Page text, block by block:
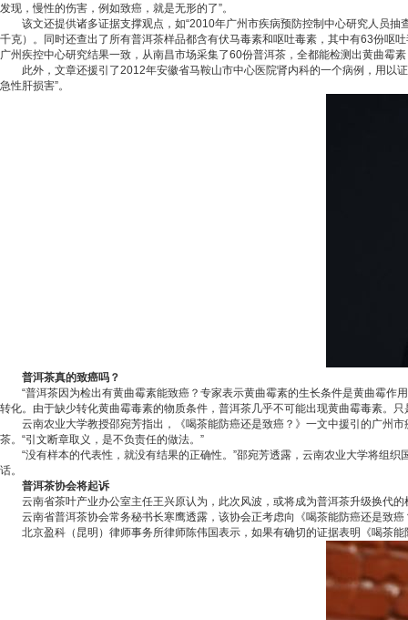
发现，慢性的伤害，例如致癌，就是无形的了”。
该文还提供诸多证据支撑观点，如“2010年广州市疾病预防控制中心研究人员抽
千克）。同时还查出了所有普洱茶样品都含有伏马毒素和呕吐毒素，其中有63份呕
广州疾控中心研究结果一致，从南昌市场采集了60份普洱茶，全都能检测出黄曲霉
此外，文章还援引了2012年安徽省马鞍山市中心医院肾内科的一个病例，用以
急性肝损害”。
普洱茶真的致癌吗？
“普洱茶因为检出有黄曲霉素能致癌？专家表示黄曲霉素的生长条件是黄曲霉作
转化。由于缺少转化黄曲霉毒素的物质条件，普洱茶几乎不可能出现黄曲霉毒素。
云南农业大学教授邵宛芳指出，《喝茶能防癌还是致癌？》一文中援引的广州市
茶。“引文断章取义，是不负责任的做法。”
“没有样本的代表性，就没有结果的正确性。”邵宛芳透露，云南农业大学将组织
话。
普洱茶协会将起诉
云南省茶叶产业办公室主任王兴原认为，此次风波，或将成为普洱茶升级换代的
云南省普洱茶协会常务秘书长寒鹰透露，该协会正考虑向《喝茶能防癌还是致癌
北京盈科（昆明）律师事务所律师陈伟国表示，如果有确切的证据表明《喝茶能